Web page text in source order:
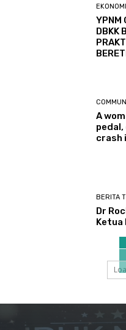
YPNM
DBKK
A
crash
BERITA
Dr
Ketua